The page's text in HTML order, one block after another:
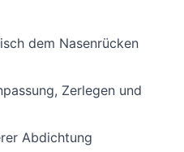
dem Nasenrücken
Zerlegen und
Abdichtung